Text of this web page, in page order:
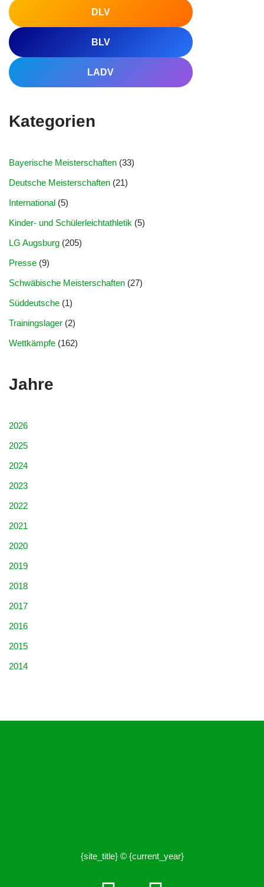
DLV
BLV
LADV
Kategorien
Bayerische Meisterschaften (33)
Deutsche Meisterschaften (21)
International (5)
Kinder- und Schülerleichtathletik (5)
LG Augsburg (205)
Presse (9)
Schwäbische Meisterschaften (27)
Süddeutsche (1)
Trainingslager (2)
Wettkämpfe (162)
Jahre
2026
2025
2024
2023
2022
2021
2020
2019
2018
2017
2016
2015
2014
{site_title} © {current_year}